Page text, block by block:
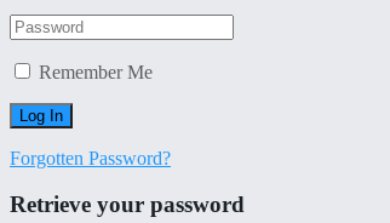
Remember Me
Forgotten Password?
Retrieve your password